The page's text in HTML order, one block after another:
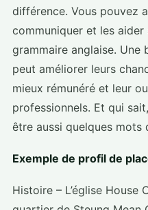
différence. Vous pouvez
communiquer et les
grammaire anglaise. Une
peut améliorer leurs
mieux rémunéré et leur
professionnels. Et qui
être aussi quelques mots
Exemple de profil de
Histoire – L’église House